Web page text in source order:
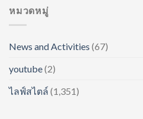
หมวดหมู่
News and Activities (67)
youtube(2)
ไลฟ์สไตล์ (1,351)